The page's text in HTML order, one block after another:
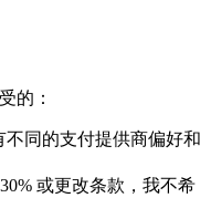
的：
不同的支付提供商偏好和
或更改条款，我不希